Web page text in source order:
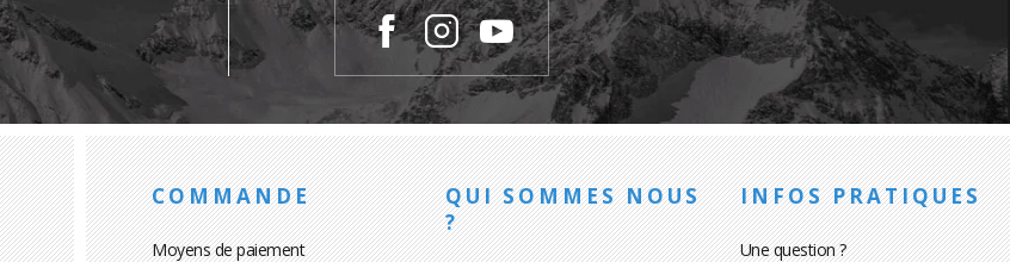
COMMANDE
Moyens de paiement
QUI SOMMES NOUS
?
INFOS PRATIQUES
Une question ?